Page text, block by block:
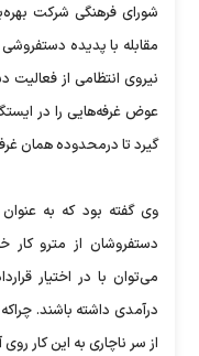
شورای فرهنگی شرکت
مقابله با پدیده
نیروی انتظامی از
عوض غرفه‌هایی را در
گیرد تا درمحدوده‌ همان
وی گفته بود که به
دستفروشان از مترو
می‌توان با در اختیار
درآمدی داشته باشند.
از سر ناچاری به این کار روی